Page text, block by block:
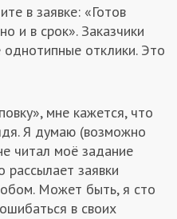
в заявке: «Готов
и в срок». Заказчики
отклики. Это
мне кажется, что
Я думаю (возможно
читал моё задание
рассылает заявки
Может быть, я сто
в своих